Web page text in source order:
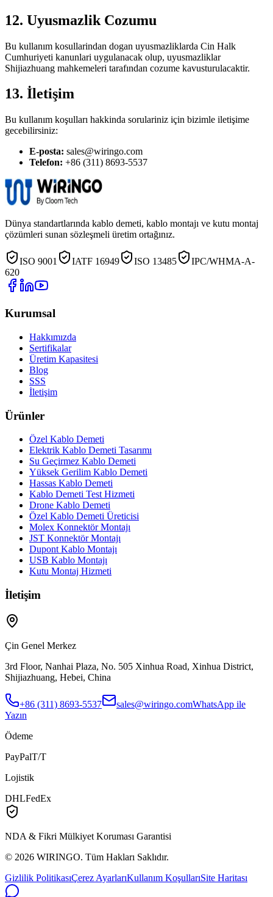
12. Uyusmazlik Cozumu
Bu kullanım kosullarindan dogan uyusmazliklarda Cin Halk
Cumhuriyeti kanunlari uygulanacak olup, uyusmazliklar
Shijiazhuang mahkemeleri tarafından cozume kavusturulacaktir.
13. İletişim
Bu kullanım koşulları hakkinda sorulariniz için bizimle iletişime
gecebilirsiniz:
E-posta: sales@wiringo.com
Telefon: +86 (311) 8693-5537
Dünya standartlarında kablo demeti, kablo montajı ve kutu montaj
çözümleri sunan sözleşmeli üretim ortağınız.
ISO 9001 IATF 16949 ISO 13485
IPC/WHMA-A-
620
Kurumsal
Hakkımızda
Sertifikalar
Üretim Kapasitesi
Blog
SSS
İletişim
Ürünler
Özel Kablo Demeti
Elektrik Kablo Demeti Tasarımı
Su Geçirmez Kablo Demeti
Yüksek Gerilim Kablo Demeti
Hassas Kablo Demeti
Kablo Demeti Test Hizmeti
Drone Kablo Demeti
Özel Kablo Demeti Üreticisi
Molex Konnektör Montajı
JST Konnektör Montajı
Dupont Kablo Montajı
USB Kablo Montajı
Kutu Montaj Hizmeti
İletişim
Çin Genel Merkez
3rd Floor, Nanhai Plaza, No. 505 Xinhua Road, Xinhua District,
Shijiazhuang, Hebei, China
+86 (311) 8693-5537 sales@wiringo.comWhatsApp ile
Yazın
Ödeme
PayPalT/T
Lojistik
DHLFedEx
NDA & Fikri Mülkiyet Koruması Garantisi
© 2026 WIRINGO. Tüm Hakları Saklıdır.
Gizlilik PolitikasıÇerez AyarlarıKullanım KoşullarıSite Haritası